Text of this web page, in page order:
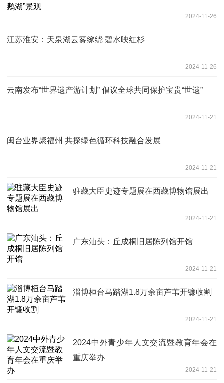
2024-11-26
江苏淮安：天泉湖云雾缭绕 碧水映红杉
2024-11-26
云南发布“世界遗产游计划” 倡议全球共同保护宝贵“世遗”
2024-11-21
闽台业界聚福州 共探绿色循环科技融合发展
2024-11-21
驻藏大臣史迹专题展在西藏博物馆展出
2024-11-21
广东汕头：丘成桐旧居陈列馆开馆
2024-11-21
淄博桓台马踏湖1.8万余亩芦苇开镰收割
2024-11-21
2024中外青少年人文交流暨教育年会在
重庆举办
2024-11-21